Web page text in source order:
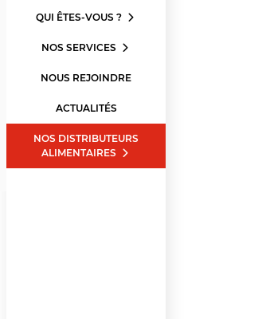
QUI ÊTES-VOUS ?
NOS SERVICES
NOUS REJOINDRE
ACTUALITÉS
NOS DISTRIBUTEURS
ALIMENTAIRES